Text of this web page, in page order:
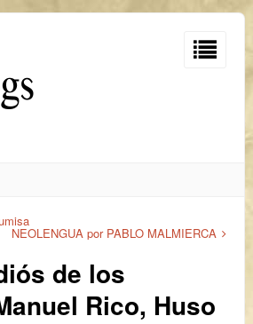
NEOLENGUA por PABLO MALMIERCA
de los
Rico, Huso